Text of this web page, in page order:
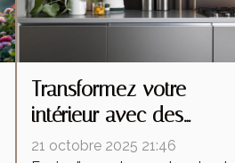
Transformez votre
intérieur avec des
accessoires de cuisine
21 octobre 2025 21:46